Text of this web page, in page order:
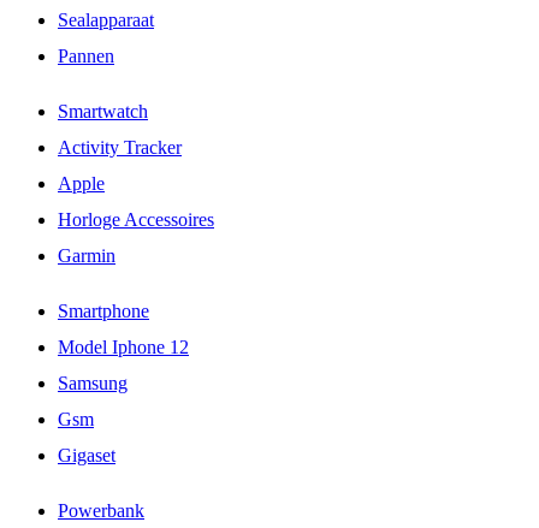
Sealapparaat
Pannen
Smartwatch
Activity Tracker
Apple
Horloge Accessoires
Garmin
Smartphone
Model Iphone 12
Samsung
Gsm
Gigaset
Powerbank